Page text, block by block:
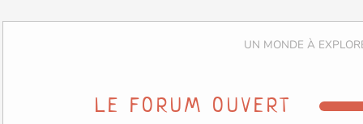
LE FORUM OUVERT